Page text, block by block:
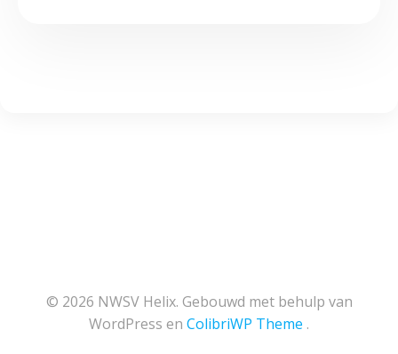
© 2026 NWSV Helix. Gebouwd met behulp van
WordPress en ColibriWP Theme .